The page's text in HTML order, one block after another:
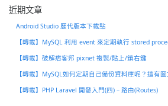
近期文章
Android Studio 歷代版本下載點
【轉載】MySQL 利用 event 來定期執行 stored
【轉載】破解痞客邦 pixnet 複製/貼上/鎖右鍵
【轉載】MySQL如何定期自己備份資料庫呢？這有圖
【轉載】PHP Laravel 開發入門(四) – 路由(Routes)